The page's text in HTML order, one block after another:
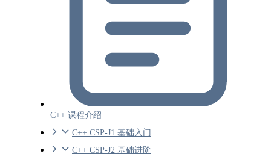
C++ 课程介绍
C++ CSP-J1 基础入门
C++ CSP-J2 基础进阶